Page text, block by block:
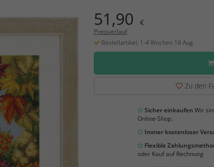
51,90 €
Preisverlauf
Bestellartikel, 1-4 Wochen 18 Aug
Zu den
Sicher einkaufen Wir
Online-Shop.
Immer kostenloser
Flexible
oder Kauf auf Rechnung